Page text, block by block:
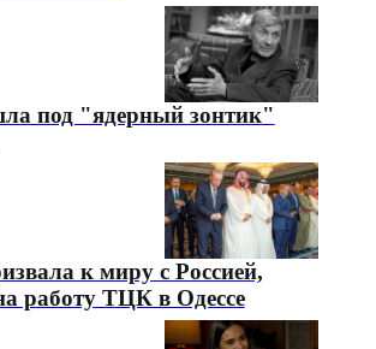
под "ядерный зонтик"
к миру с Россией,
работу ТЦК в Одессе